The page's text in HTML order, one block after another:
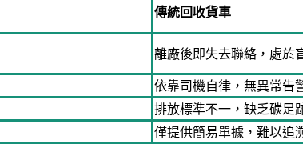
傳統回收貨車
離廠後即失去聯絡，處於
依靠司機自律，無異常告
排放標準不一，缺乏碳足
僅提供簡易單據，難以追